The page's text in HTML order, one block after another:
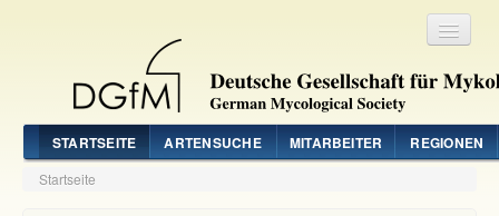
STARTSEITE ARTENSUCHE MITARBEITER REGIONEN
Startseite